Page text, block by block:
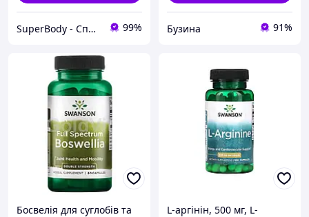
SuperBody - Спортивне харчування та аксесуари для спортсменів і не тільки!!! 99% Бузина 91%
Босвелія для суглобів та
L-аргінін, 500 мг, L-